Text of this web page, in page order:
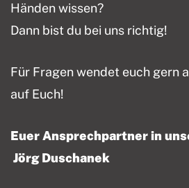
Händen wissen?
Dann bist du bei uns richtig!
Für Fragen wendet euch gern
auf Euch!
Euer Ansprechpartner in
Jörg Duschanek